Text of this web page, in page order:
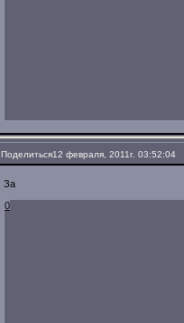
Поделиться12 февраля, 2011г. 03:52:04
За
0